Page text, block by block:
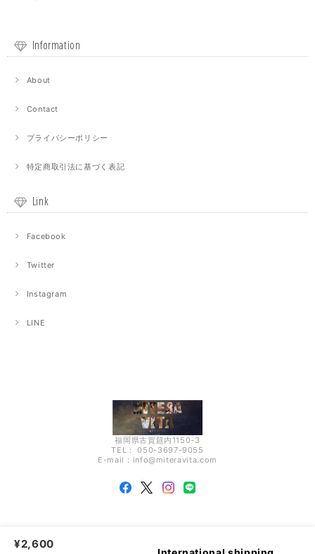
Information
About
Contact
プライバシーポリシー
特定商取引法に基づく表記
Link
Facebook
Twitter
Instagram
LINE
福岡県古賀筵内1150-3
TEL： 050-3697-9055
E-mail： info@miteravita.com
miteravita | 特定商取引法に基づく表記
¥2,600